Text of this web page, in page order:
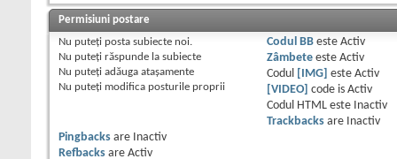
Permisiuni postare
Nu puteţi posta subiecte noi.
Nu puteţi răspunde la subiecte
Nu puteţi adăuga ataşamente
Nu puteţi modifica posturile proprii
Codul BBeste Activ
Zâmbeteeste Activ
Codul
[IMG] este Activ
[VIDEO]
code is Activ
Codul HTML este
Inactiv
Trackbacksare
Inactiv
Pingbacks are
Inactiv
Refbacks are Activ